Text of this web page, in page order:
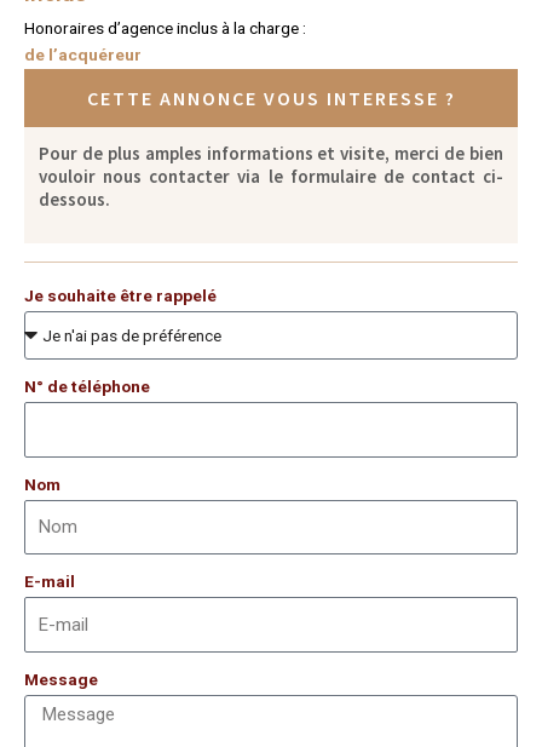
Honoraires d’agence inclus à la charge :
de l’acquéreur
CETTE ANNONCE VOUS INTERESSE ?
Pour de plus amples informations et visite, merci de bien
vouloir nous contacter via le formulaire de contact ci-
dessous.
Je souhaite être rappelé
N° de téléphone
Nom
E-mail
Message